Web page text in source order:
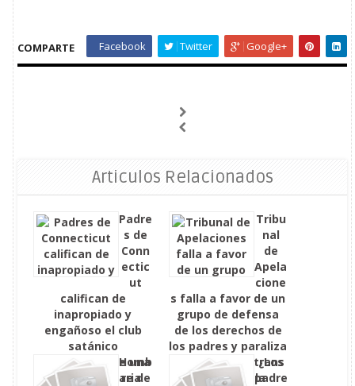
COMPARTE Facebook Twitter Google+
Articulos Relacionados
Padre
s de
Conn
ectic
ut
califican de
inapropiado y
engañoso el club
satánico
extraescolar de una
escuela primaria
Tribu
nal
de
Apela
cione
s falla a favor de un
grupo de defensa
de los derechos de
los padres y paraliza
los mandatos trans
de la escuela
Homb
re de
¿Los
padre